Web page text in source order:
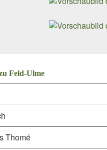
Feld-Ulme
Thomé